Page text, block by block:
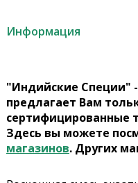
Информация
"Индийские Специи"
предлагает Вам
сертифицированные
Здесь вы можете
магазинов. Других